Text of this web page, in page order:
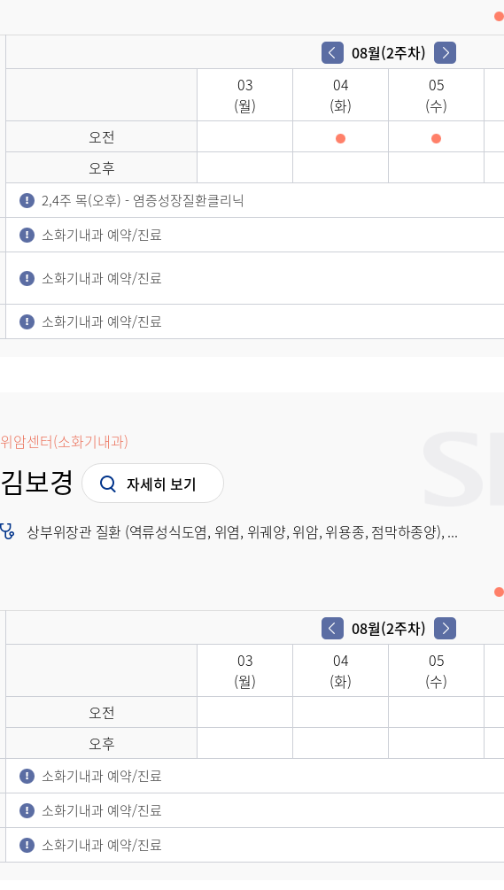
08월(2주차)
03
(월)
04
(화)
05
(수)
오전
오후
2,4주 목(오후) - 염증성장질환클리닉
소화기내과 예약/진료
소화기내과 예약/진료
소화기내과 예약/진료
위암센터(소화기내과)
김보경 자세히 보기
상부위장관 질환 (역류성식도염, 위염, 위궤양, 위암, 위용종, 점막하종양), ...
08월(2주차)
03
(월)
04
(화)
05
(수)
오전
오후
소화기내과 예약/진료
소화기내과 예약/진료
소화기내과 예약/진료